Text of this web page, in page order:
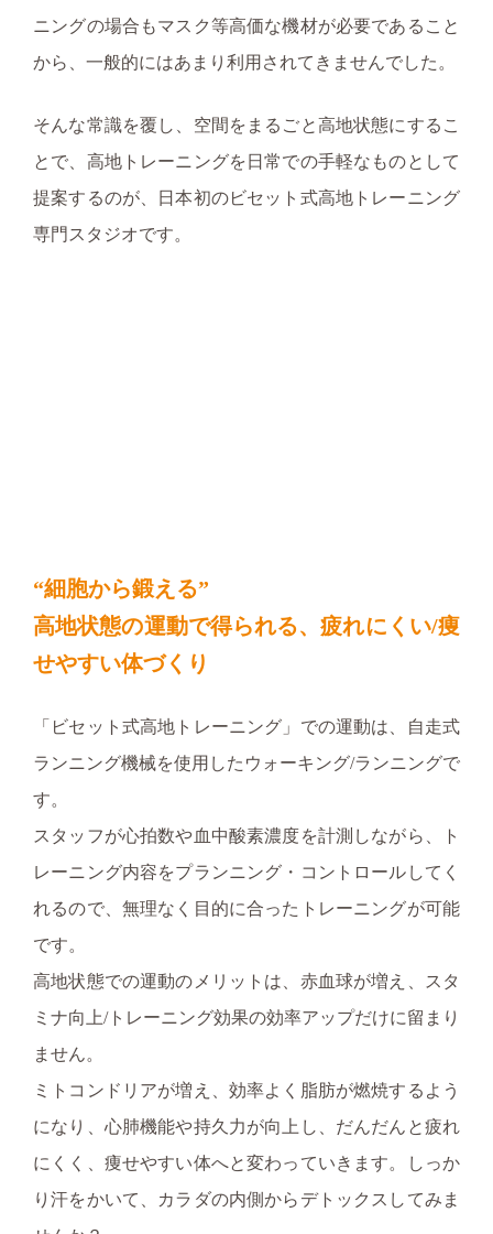
ニングの場合もマスク等高価な機材が必要であること
から、一般的にはあまり利用されてきませんでした。
そんな常識を覆し、空間をまるごと高地状態にするこ
とで、高地トレーニングを日常での手軽なものとして
提案するのが、日本初のビセット式高地トレーニング
専門スタジオです。
“細胞から鍛える”
高地状態の運動で得られる、疲れにくい/痩
せやすい体づくり
「ビセット式高地トレーニング」での運動は、自走式
ランニング機械を使用したウォーキング/ランニングで
す。
スタッフが心拍数や血中酸素濃度を計測しながら、ト
レーニング内容をプランニング・コントロールしてく
れるので、無理なく目的に合ったトレーニングが可能
です。
高地状態での運動のメリットは、赤血球が増え、スタ
ミナ向上/トレーニング効果の効率アップだけに留まり
ません。
ミトコンドリアが増え、効率よく脂肪が燃焼するよう
になり、心肺機能や持久力が向上し、だんだんと疲れ
にくく、痩せやすい体へと変わっていきます。しっか
り汗をかいて、カラダの内側からデトックスしてみま